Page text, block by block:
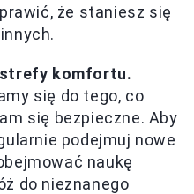
że staniesz się
strefy komfortu.
się do tego, co
się bezpieczne. Aby
podejmuj nowe
naukę
do nieznanego